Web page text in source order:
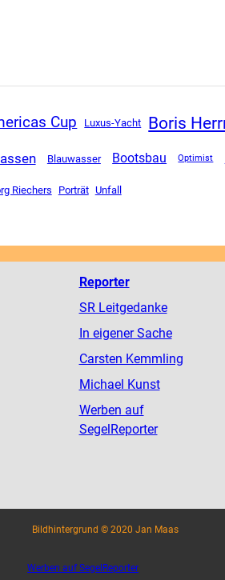
Cup Luxus-Yacht Boris
Blauwasser Bootsbau Optimist
Riechers Porträt Unfall
Reporter
SR Leitgedanke
In eigener Sache
Carsten Kemmling
Michael Kunst
Werben auf
SegelReporter
Bildhintergrund © 2020 Jan Maas
Werben auf SegelReporter